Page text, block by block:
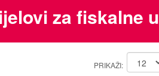
za fiskalne
PRIKAŽI: